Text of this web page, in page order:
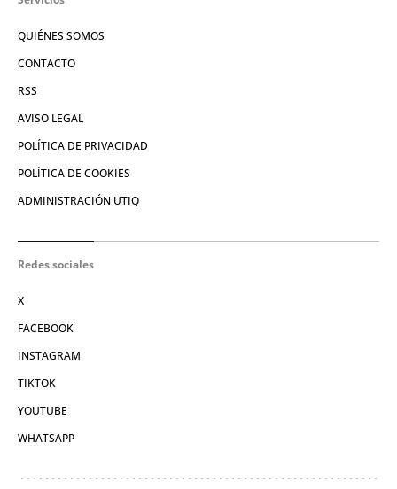
QUIÉNES SOMOS
CONTACTO
RSS
AVISO LEGAL
POLÍTICA DE PRIVACIDAD
POLÍTICA DE COOKIES
ADMINISTRACIÓN UTIQ
Redes sociales
X
FACEBOOK
INSTAGRAM
TIKTOK
YOUTUBE
WHATSAPP